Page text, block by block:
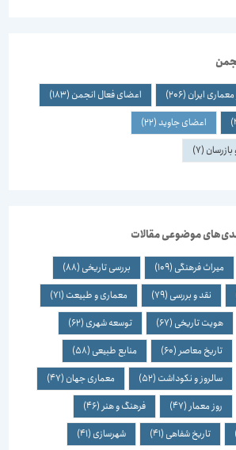
ایران(206) اعضای فعال انجمن(183)
اعضای جاوید(22)
(7)
موضوعی مقالات
میراث فرهنگی(109) بررسی تاریخی(88)
نقد و بررسی(79) معماری و طبیعت(71)
هویت تاریخی(67) توسعه شهری(62)
تاریخ معاصر(60) منابع طبیعی(58)
سالروز و نکوداشت(52) معماری جهان(47)
روز معمار(47) فرهنگ و هنر(46)
تاریخ شفاهی(41) شهرسازی(41)